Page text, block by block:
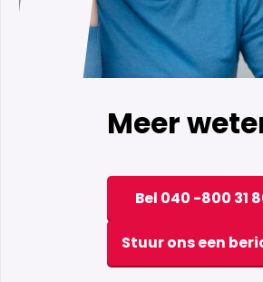
Meer
Bel 040 -800 31
Stuur ons een